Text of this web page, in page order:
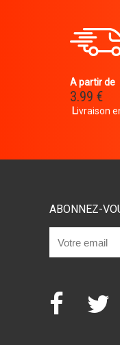
A partir de
3.99 €
Livraison
ABONNEZ-